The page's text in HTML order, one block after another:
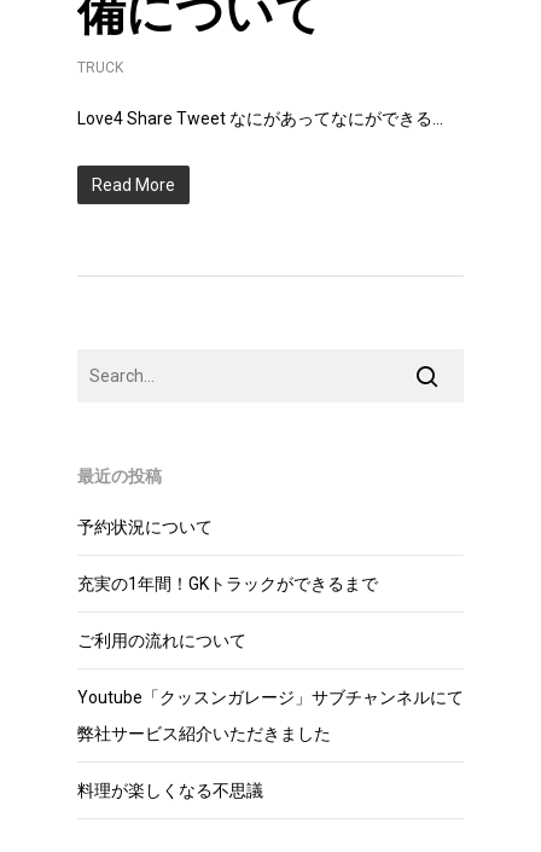
TRUCK
Love4 Share Tweet なにがあってなにができる...
Read More
最近の投稿
予約状況について
充実の1年間！GKトラックができるまで
ご利用の流れについて
Youtube「クッスンガレージ」サブチャンネルにて
弊社サービス紹介いただきました
料理が楽しくなる不思議